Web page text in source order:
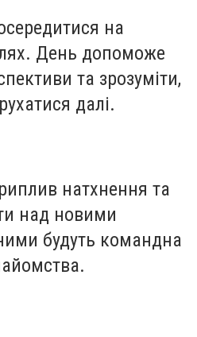
на
День допоможе
та зрозуміти,
далі.
натхнення та
над новими
будуть командна